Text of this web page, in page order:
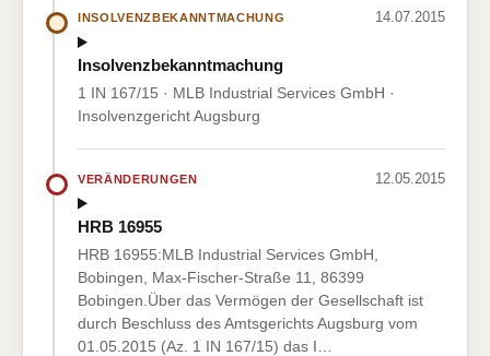
INSOLVENZBEKANNTMACHUNG 14.07.2015
Insolvenzbekanntmachung
1 IN 167/15 · MLB Industrial Services GmbH ·
Insolvenzgericht Augsburg
VERÄNDERUNGEN 12.05.2015
HRB 16955
HRB 16955:MLB Industrial Services GmbH,
Bobingen, Max-Fischer-Straße 11, 86399
Bobingen.Über das Vermögen der Gesellschaft ist
durch Beschluss des Amtsgerichts Augsburg vom
01.05.2015 (Az. 1 IN 167/15) das I…